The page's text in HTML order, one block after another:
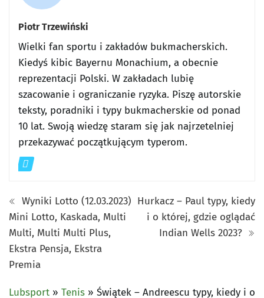
Piotr Trzewiński
Wielki fan sportu i zakładów bukmacherskich.
Kiedyś kibic Bayernu Monachium, a obecnie
reprezentacji Polski. W zakładach lubię
szacowanie i ograniczanie ryzyka. Piszę autorskie
teksty, poradniki i typy bukmacherskie od ponad
10 lat. Swoją wiedzę staram się jak najrzetelniej
przekazywać początkującym typerom.
Wyniki Lotto (12.03.2023)
Mini Lotto, Kaskada, Multi
Multi, Multi Multi Plus,
Ekstra Pensja, Ekstra
Premia
Hurkacz – Paul typy, kiedy
i o której, gdzie oglądać
Indian Wells 2023?
Lubsport » Tenis » Świątek – Andreescu typy, kiedy i o